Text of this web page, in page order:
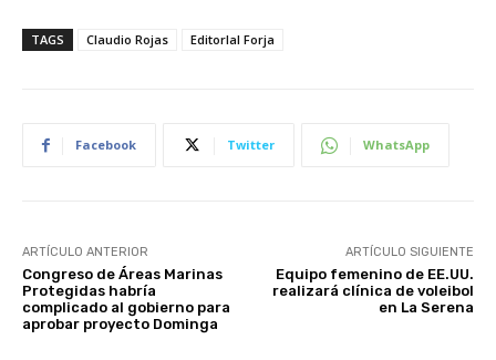
TAGS Claudio Rojas Editorlal Forja
Facebook Twitter WhatsApp
ARTÍCULO ANTERIOR
Congreso de Áreas Marinas
Protegidas habría
complicado al gobierno para
aprobar proyecto Dominga
ARTÍCULO SIGUIENTE
Equipo femenino de EE.UU.
realizará clínica de voleibol
en La Serena